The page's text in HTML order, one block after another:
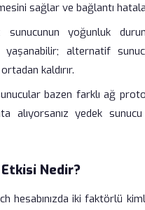
sağlar ve bağlantı
yoğunluk
alternatif
kaldırır.
bazen farklı ağ
alıyorsanız yedek
Nedir?
hesabınızda iki faktörlü